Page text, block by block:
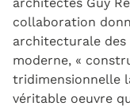
collaboration
architecturale des
moderne, «
tridimensionnelle
véritable oeuvre